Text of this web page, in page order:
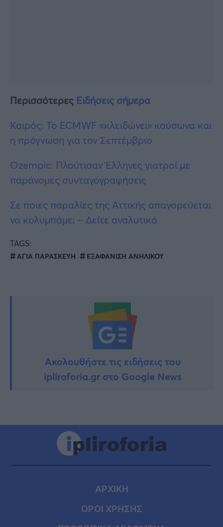
Περισσότερες Ειδήσεις σήμερα
Καιρός: Το ECMWF «κλειδώνει» καύσωνα και
η πρόγνωση για τον Σεπτέμβριο
Ozempic: Πλούτισαν Έλληνες γιατροί με
παράνομες συνταγογραφήσεις
Σε ποιες παραλίες της Αττικής απαγορεύεται
να κολυμπάμε; – Δείτε αναλυτικά
TAGS:
ΑΓΙΑ ΠΑΡΑΣΚΕΥΗ ΕΞΑΦΑΝΙΣΗ ΑΝΗΛΙΚΟΥ
Ακολουθήστε τις ειδήσεις του
ipliroforia.gr στο Google News
ΑΡΧΙΚΗ
ΟΡΟΙ ΧΡΗΣΗΣ